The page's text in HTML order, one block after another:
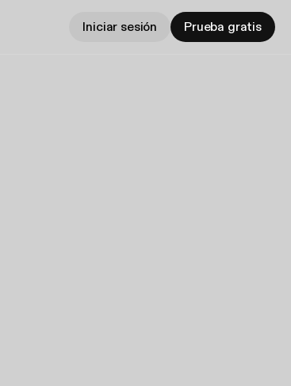
Iniciar sesión Prueba gratis